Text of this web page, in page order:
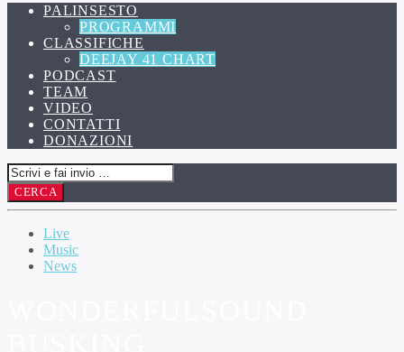
PALINSESTO
PROGRAMMI
CLASSIFICHE
DEEJAY 41 CHART
PODCAST
TEAM
VIDEO
CONTATTI
DONAZIONI
Live
Music
News